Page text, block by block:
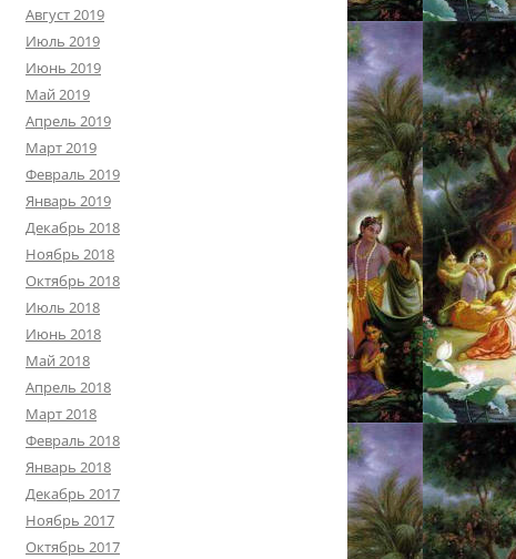
Август 2019
Июль 2019
Июнь 2019
Май 2019
Апрель 2019
Март 2019
Февраль 2019
Январь 2019
Декабрь 2018
Ноябрь 2018
Октябрь 2018
Июль 2018
Июнь 2018
Май 2018
Апрель 2018
Март 2018
Февраль 2018
Январь 2018
Декабрь 2017
Ноябрь 2017
Октябрь 2017